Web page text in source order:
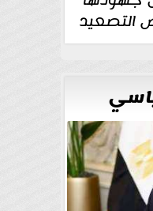
التصعيد
على